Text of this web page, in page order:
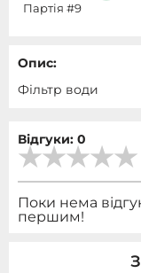
Партія #9
Опис:
Фільтр води
Відгуки: 0
Поки нема
першим!